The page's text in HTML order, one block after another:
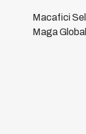
Macafici
Maga Global